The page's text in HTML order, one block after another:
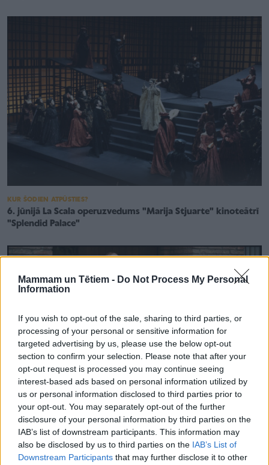
Mammam un Tētiem - Do Not Process My Personal
Information
If you wish to opt-out of the sale, sharing to third parties, or
processing of your personal or sensitive information for
targeted advertising by us, please use the below opt-out
section to confirm your selection. Please note that after your
opt-out request is processed you may continue seeing
interest-based ads based on personal information utilized by
us or personal information disclosed to third parties prior to
your opt-out. You may separately opt-out of the further
disclosure of your personal information by third parties on the
IAB’s list of downstream participants. This information may
also be disclosed by us to third parties on the IAB’s List of
Downstream Participants that may further disclose it to other
KUR ŠODIEN ATPŪSTIES?
6. jūnijā La Scala operuzvedums "Marija Stjuarte" kinoteātrī
"Splendid Palace"
KUR ŠODIEN ATPŪSTIES?
Latvijā sāk izrādīt aizvadītā gada skatītāju iecienītāko
Eiropas filmu „Ardievu, nevainība!”